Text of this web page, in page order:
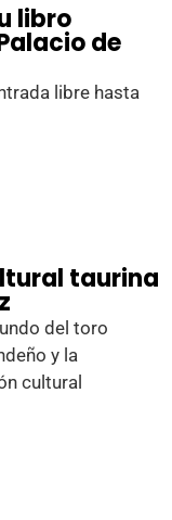
libro
de
libre hasta
taurina
del toro
y la
cultural